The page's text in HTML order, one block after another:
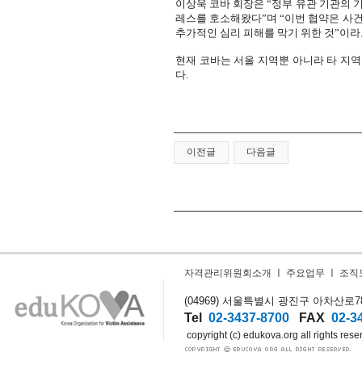
이상욱 코바 회장은 “정부 유관 기관의
레스를 호소해왔다”며 “이번 협약은 사
추가적인 심리 피해를 막기 위한 것”이
현재 코바는 서울 지역뿐 아니라 타 지
다.
이전글 다음글
자격관리위원회소개 주요업무 조직
(04969) 서울특별시 광진구 아차산로
Tel 02-3437-8700 FAX 02-
copyright (c) edukova.org all rights